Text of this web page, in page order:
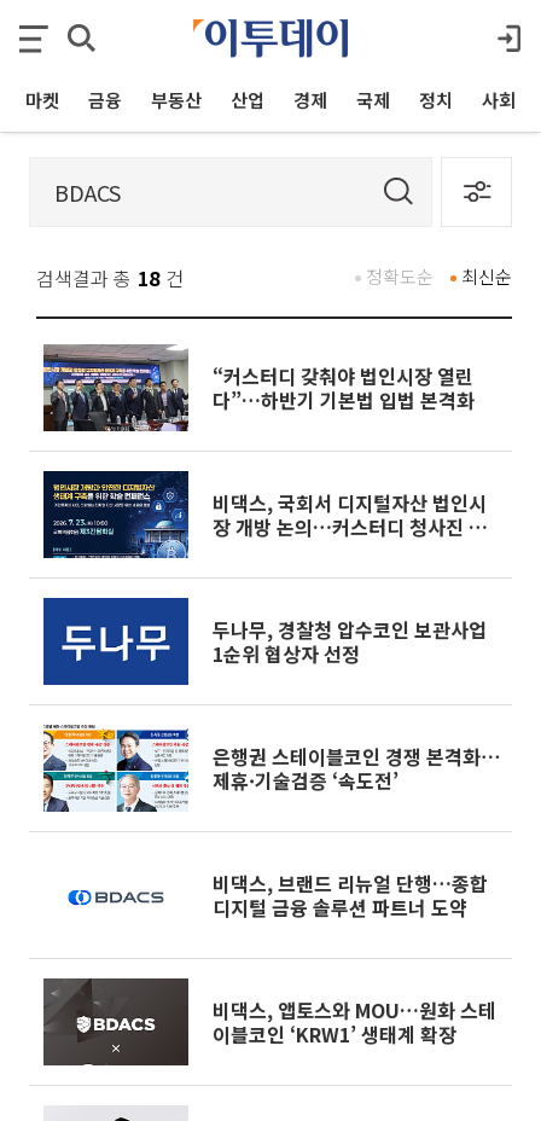
마켓 금융 부동산 산업 경제 국제 정치 사회
검색결과 총 18 건 최신순
정확도순
“커스터디 갖춰야 법인시장 열린
다”…하반기 기본법 입법 본격화
비댁스, 국회서 디지털자산 법인시
장 개방 논의…커스터디 청사진 제
두나무, 경찰청 압수코인 보관사업
1순위 협상자 선정
은행권 스테이블코인 경쟁 본격화⋯
제휴·기술검증 ‘속도전’
비댁스, 브랜드 리뉴얼 단행…종합
디지털 금융 솔루션 파트너 도약
비댁스, 앱토스와 MOU…원화 스테
이블코인 ‘KRW1’ 생태계 확장